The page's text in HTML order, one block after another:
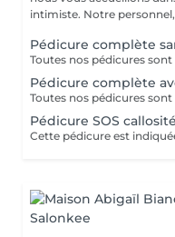
intimiste. Notre
Pédicure complète
Pédicure complète
Pédicure SOS